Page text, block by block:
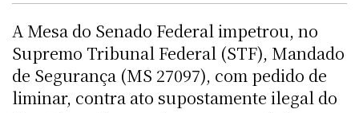
A Mesa do Senado Federal impetrou, no
Supremo Tribunal Federal (STF), Mandado
de Segurança (MS 27097), com pedido de
liminar, contra ato supostamente ilegal do